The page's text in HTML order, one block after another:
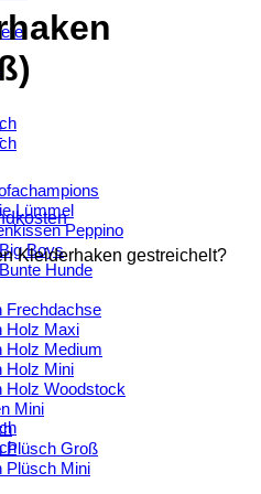
Lümmel
Peppino
Boys
Hunde
Frechdachse
Holz Maxi
Holz Medium
Holz Mini
Holz Woodstock
Mini
Plüsch Groß
Plüsch Mini
Kleiderhaken gestreichelt?